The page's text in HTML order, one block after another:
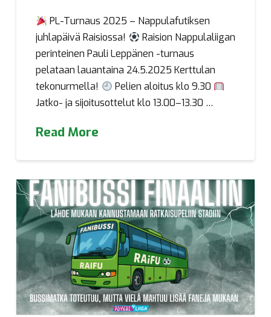
PL-Turnaus 2025 – Nappulafutiksen
juhlapäivä Raisiossa!
Raision Nappulaliigan
perinteinen Pauli Leppänen -turnaus
pelataan lauantaina 24.5.2025 Kerttulan
tekonurmella!
Pelien aloitus klo 9.30
Jatko- ja sijoitusottelut klo 13.00–13.30 …
Read More